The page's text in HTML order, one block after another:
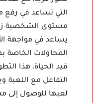
التي تساعد في رفع
مستوى الشخصية
يساعد في مواجهة
المحاولات الخاصة
قيد الحياة، هذا
التفاعل مع اللعبة
لعبها للوصول إلى